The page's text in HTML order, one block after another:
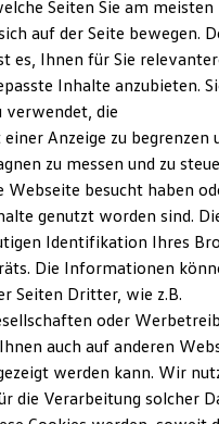
und Updates
ID.
Seiten Sie am meisten
auf der Seite bewegen.
es, Ihnen für Sie
Inhalte anzubieten.
verwendet, die
Anzeige zu begrenzen
zu messen und zu
Webseite besucht haben
genutzt worden sind.
Identifikation Ihres
Die Informationen
Seiten Dritter, wie z.B.
oder
auch auf anderen
werden kann. Wir
die Verarbeitung solcher